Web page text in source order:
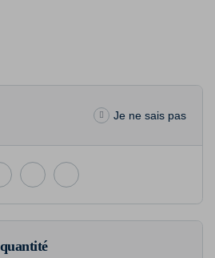
Je ne sais pas